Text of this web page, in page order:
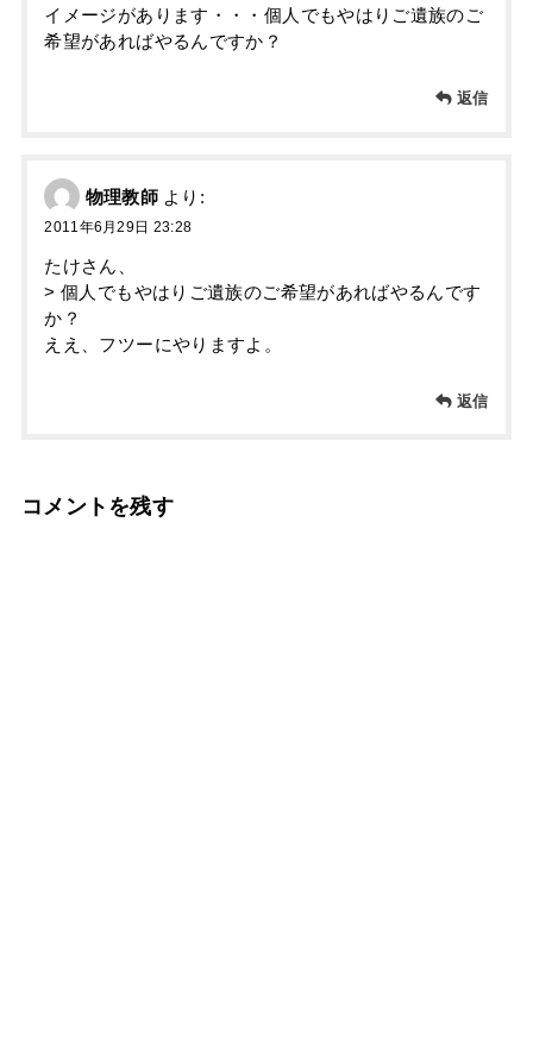
イメージがあります・・・個人でもやはりご遺族のご
希望があればやるんですか？
返信
物理教師 より:
2011年6月29日 23:28
たけさん、
> 個人でもやはりご遺族のご希望があればやるんです
か？
ええ、フツーにやりますよ。
返信
コメントを残す